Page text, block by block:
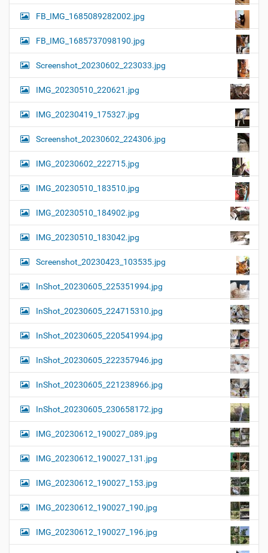
FB_IMG_1685089282002.jpg
FB_IMG_1685737098190.jpg
Screenshot_20230602_223033.jpg
IMG_20230510_220621.jpg
IMG_20230419_175327.jpg
Screenshot_20230602_224306.jpg
IMG_20230602_222715.jpg
IMG_20230510_183510.jpg
IMG_20230510_184902.jpg
IMG_20230510_183042.jpg
Screenshot_20230423_103535.jpg
InShot_20230605_225351994.jpg
InShot_20230605_224715310.jpg
InShot_20230605_220541994.jpg
InShot_20230605_222357946.jpg
InShot_20230605_221238966.jpg
InShot_20230605_230658172.jpg
IMG_20230612_190027_089.jpg
IMG_20230612_190027_131.jpg
IMG_20230612_190027_153.jpg
IMG_20230612_190027_190.jpg
IMG_20230612_190027_196.jpg